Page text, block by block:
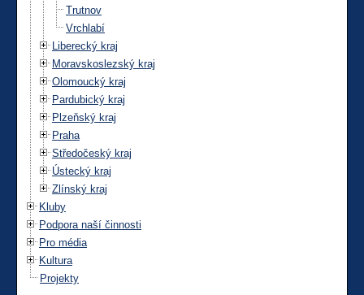
Trutnov
Vrchlabí
Liberecký kraj
Moravskoslezský kraj
Olomoucký kraj
Pardubický kraj
Plzeňský kraj
Praha
Středočeský kraj
Ústecký kraj
Zlínský kraj
Kluby
Podpora naší činnosti
Pro média
Kultura
Projekty